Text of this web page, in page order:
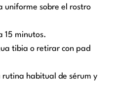
uniforme sobre el rostro
15 minutos.
tibia o retirar con pad
rutina habitual de sérum y